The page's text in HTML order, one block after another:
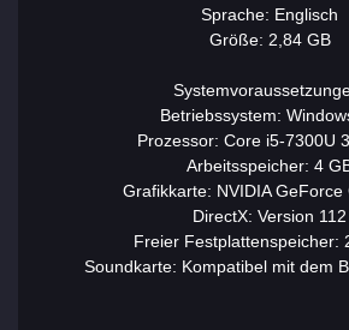
Sprache: Englisch
Größe: 2,84 GB
Betriebssystem:
Prozessor: Core i5-7300U
Arbeitsspeicher: 4
Grafikkarte: NVIDIA GeForce
DirectX: Version 112
Freier Festplattenspeicher:
Soundkarte: Kompatibel mit dem